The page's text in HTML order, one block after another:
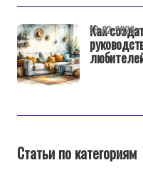
Как
16-02-2026
Статьи по категориям